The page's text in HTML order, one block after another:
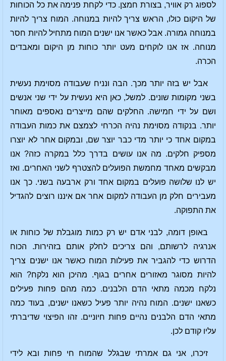
לספוג רק אוויר, בצורת חמצן. כדי לקחת פנימה את כל הכוחות
של היקום כולו, הראש צריך להיות במנוחה. המוח צריך להיות
במנוחה גמורה. אבל כאשר אנו ישנים המוח מתחיל להיות חסר
מנוחה. אז אנו לוקחים מעט יותר כוחות מן היקום ומאבדים
הכרה.
אבל יש בזה יותר מכך. הבה ונניח שעבודה מסוימת נעשית
בשני מקומות שונים. למשל, כאן היא נעשית על ידי שני אנשים
ושם על ידי חמישה. החלקים שהם מייצרים נאספים מאוחר
יותר. בנקודה מסוימת נהיה הכרחי לצמצם את כמות העבודה
במקום אחד כי יותר מדי כבר יוצר שם, ובמקום אחר לא יוצרו
מספיק חלקים. מה אנו עושים בדרך כלל במקרה כזה? אנו
מבקשים מאחד מחמשת הפועלים להצטרף לשני האחרים. ואז
יש לנו שלושה פועלים במקום אחד ורק ארבעה בשני. כך אנו
מעבירים חלק מן העבודה למקום אחר אם איננו רוצים להגדיל
את התפוקה.
באופן דומה, לבני אדם יש רק כמות מוגבלת של כוחות או
אנרגיה לרשותם, והם צריכים לחלק אותם בזהירות. הכוח
הדרוש כדי להגביר את פעילות המוח כאשר אנו ישנים צריך
להיות מסוגר מאזורים אחרים בגוף. מהיכן הוא נלקח? הוא
נלקח מכמה מתאי הדם הלבנים. כמה מהם פחות פעילים
כשאנו ישנים. המוח נהיה יותר פעיל כשאנו ישנים, בעוד כמה
מתאי הדם הלבנים נהיים פחות חיוניים. זהו הפיצוי שדיברתי
עליו קודם לכן.
זיכרו, אני גם אמרתי שבגלל שהמוח חי פחות ובא לידי